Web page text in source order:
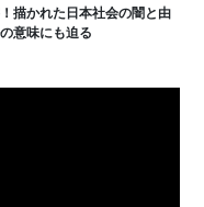
描かれた日本社会の闇と由
意味にも迫る